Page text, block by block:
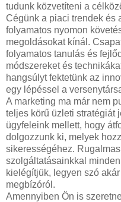
tudunk közvetíteni a
Cégünk a piaci trendek és
folyamatos nyomon
megoldásokat kínál.
folyamatos tanulás és
módszereket és
hangsúlyt fektetünk az
egy lépéssel a
A marketing ma már nem
teljes körű üzleti stratégiát
ügyfeleink mellett, hogy
dolgozzunk ki, melyek
sikerességéhez.
szolgáltatásainkkal
kielégítjük, legyen szó
megbízóról.
Amennyiben Ön is